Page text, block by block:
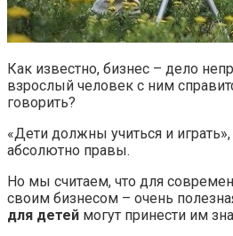
Как известно, бизнес – дело
взрослый человек с ним
говорить?
«Дети должны учиться и
абсолютно правы.
Но мы считаем, что для
своим бизнесом – очень
для детей могут принести им